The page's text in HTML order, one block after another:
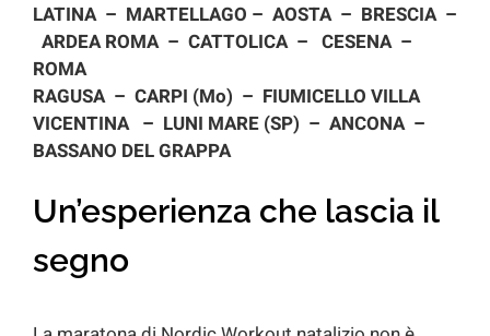
LATINA – MARTELLAGO – AOSTA – BRESCIA –
ARDEA ROMA – CATTOLICA – CESENA –
ROMA
RAGUSA – CARPI (Mo) – FIUMICELLO VILLA
VICENTINA – LUNI MARE (SP) – ANCONA –
BASSANO DEL GRAPPA
Un’esperienza che lascia il
segno